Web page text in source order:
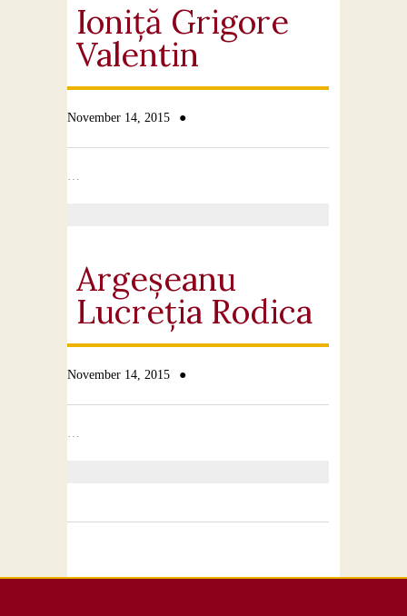
Ioniță Grigore
Valentin
November 14, 2015 ●
…
Argeșeanu
Lucreția Rodica
November 14, 2015 ●
…